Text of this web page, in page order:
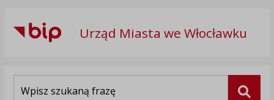
Urząd Miasta we Włocławku